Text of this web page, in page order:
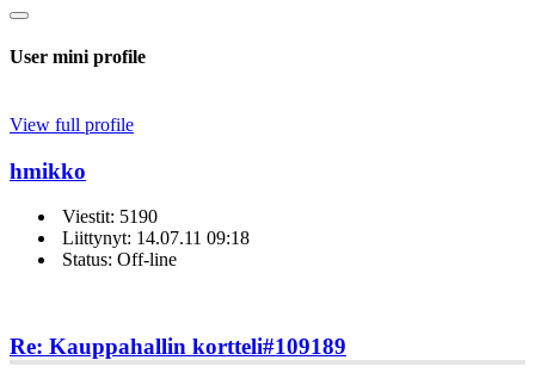
User mini profile
View full profile
hmikko
Viestit: 5190
Liittynyt: 14.07.11 09:18
Status: Off-line
Re: Kauppahallin kortteli#109189